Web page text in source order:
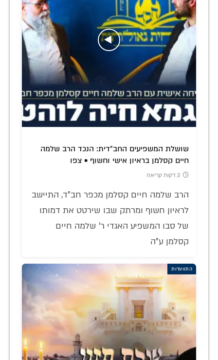
שושלת המשפיעים החב"דית: הנכד הרב שלמה
חיים קסלמן בראיון אישי וחשוף • צפו
2 דקות קריאה
הרב שלמה חיים קסלמן מכפר חב"ד, התיישב
לראיון חשוף ומרתק שבו שירטט את דמותו
של סבו המשפיע האגדי ר' שלמה חיים
קסלמן ע"ה
התוועדות